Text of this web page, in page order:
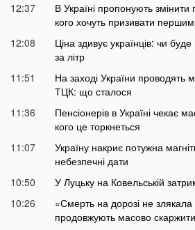
12:37
В Україні пропонують змінити
кого хочуть призивати
12:08
Ціна здивує українців: чи
за літр
11:51
На заході України проводять
ТЦК: що сталося
11:36
Пенсіонерів в Україні чекає
кого це торкнеться
11:07
Україну накриє потужна
небезпечні дати
10:50
У Луцьку на Ковельській
10:26
«Смерть на дорозі не
продовжують масово